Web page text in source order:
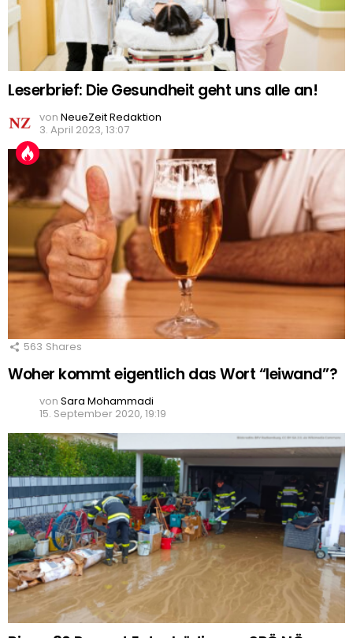
Leserbrief: Die Gesundheit geht uns alle an!
von NeueZeit Redaktion
3. April 2023, 13:07
563 Shares
Woher kommt eigentlich das Wort “leiwand”?
von Sara Mohammadi
15. September 2020, 19:19